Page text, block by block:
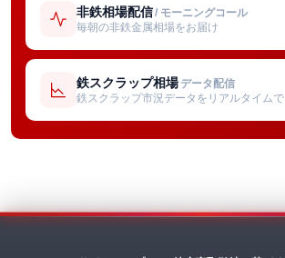
非鉄相場配信/ モーニングコール
毎朝の非鉄金属相場をお届け
鉄スクラップ相場 データ配信
鉄スクラップ市況データをリアルタイムで